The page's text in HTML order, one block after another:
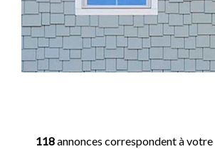
118annonces correspondent à